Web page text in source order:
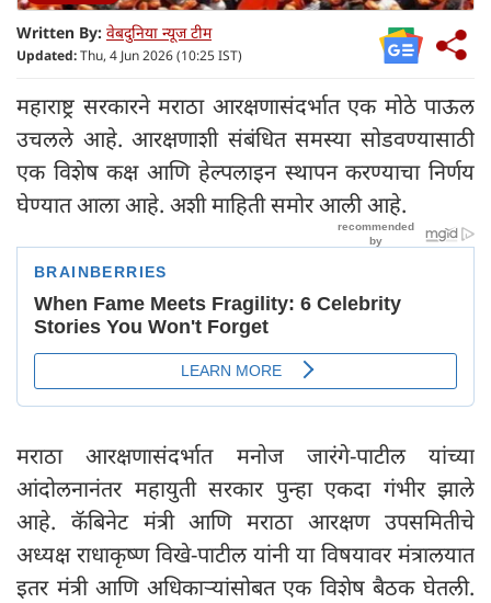
Written By: वेबदुनिया न्यूज टीम
Updated:Thu, 4 Jun 2026 (10:25 IST)
महाराष्ट्र सरकारने मराठा आरक्षणासंदर्भात एक मोठे पाऊल
उचलले आहे. आरक्षणाशी संबंधित समस्या सोडवण्यासाठी
एक विशेष कक्ष आणि हेल्पलाइन स्थापन करण्याचा निर्णय
घेण्यात आला आहे. अशी माहिती समोर आली आहे.
मराठा आरक्षणासंदर्भात मनोज जारंगे-पाटील यांच्या
आंदोलनानंतर महायुती सरकार पुन्हा एकदा गंभीर झाले
आहे. कॅबिनेट मंत्री आणि मराठा आरक्षण उपसमितीचे
अध्यक्ष राधाकृष्ण विखे-पाटील यांनी या विषयावर मंत्रालयात
इतर मंत्री आणि अधिकाऱ्यांसोबत एक विशेष बैठक घेतली.